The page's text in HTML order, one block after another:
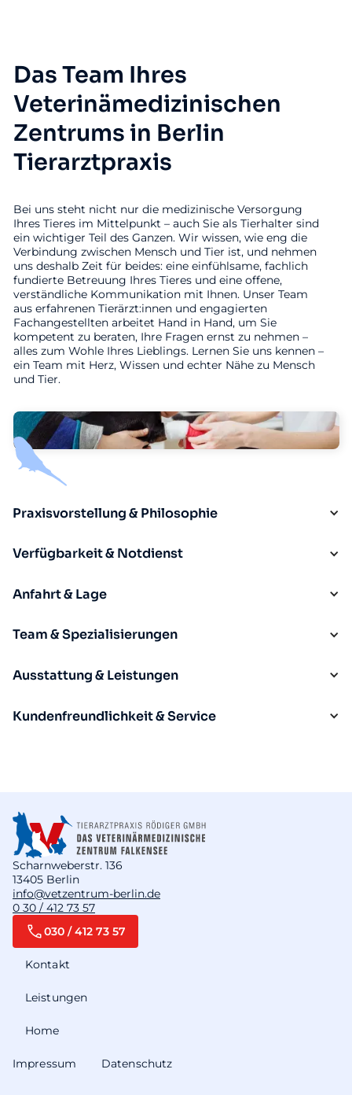
Das Team Ihres
Veterinämedizinischen
Zentrums in Berlin
Tierarztpraxis
Bei uns steht nicht nur die medizinische Versorgung
Ihres Tieres im Mittelpunkt – auch Sie als Tierhalter sind
ein wichtiger Teil des Ganzen. Wir wissen, wie eng die
Verbindung zwischen Mensch und Tier ist, und nehmen
uns deshalb Zeit für beides: eine einfühlsame, fachlich
fundierte Betreuung Ihres Tieres und eine offene,
verständliche Kommunikation mit Ihnen. Unser Team
aus erfahrenen Tierärzt:innen und engagierten
Fachangestellten arbeitet Hand in Hand, um Sie
kompetent zu beraten, Ihre Fragen ernst zu nehmen –
alles zum Wohle Ihres Lieblings. Lernen Sie uns kennen –
ein Team mit Herz, Wissen und echter Nähe zu Mensch
und Tier.
Praxisvorstellung & Philosophie
Verfügbarkeit & Notdienst
Anfahrt & Lage
Team & Spezialisierungen
Ausstattung & Leistungen
Kundenfreundlichkeit & Service
Scharnweberstr. 136
13405 Berlin
info@vetzentrum-berlin.de
0 30 / 412 73 57
Home
Leistungen
Kontakt
030 / 412 73 57
Impressum Datenschutz